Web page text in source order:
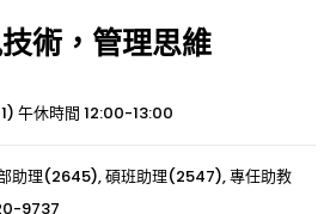
術，管理思維
午休時間 12:00-13:00
助理(2645), 碩班助理(2547), 專任助教
9737